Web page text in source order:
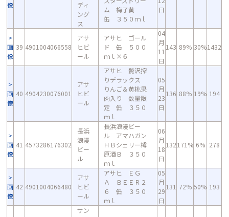
像
ディ
ング
ス
ム 梅子黄
缶 ３５０ｍｌ
日
画
像
39 4901004066558
アサ
ヒビ
ール
アサヒ ゴール
ド 缶 ５００
ｍｌ×６
04
月
11
日
143 89% 30%1432
画
像
40 4904230076001
アサ
ヒビ
ール
アサヒ 贅沢搾
りデラックス
りんご＆黄桃果
肉入り 数量限
定 缶 ３５０
ｍｌ
05
月
23
日
136 88% 19% 194
画
像
41 4573286176302
長浜
浪漫
ビー
ル
長浜浪漫ビー
ル アマハガン
ＨＢシェリー樽
原酒Ｂ ３５０
ｍｌ
06
月
18
日
132171% 6% 278
画
像
42 4901004066480
アサ
ヒビ
ール
アサヒ ＥＧ
Ａ ＢＥＥＲ２
６ 缶 ３５０
ｍｌ
05
月
29
日
131 72% 50% 193
サン